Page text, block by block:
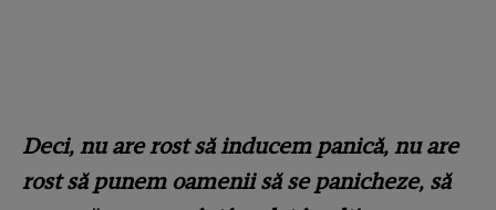
Deci, nu are rost să inducem panică, nu are
rost să punem oamenii să se panicheze, să